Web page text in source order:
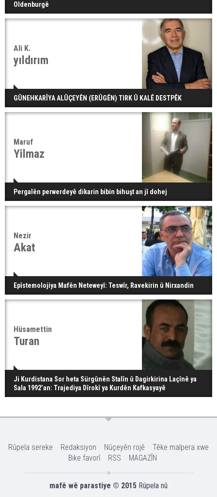
Oldenburgê
Ali K.
yıldırım
GÛNEHKARÎYA ALÛÇEYÊN (ERÛGÊN) TIRK Û KALÊ DESTPÊK
Maruf
Yilmaz
Pergalên perwerdeyê dikarin bibin bihuşt an jî dohej
Nezir
Akat
Epîstemolojiya Mafên Neteweyî: Teswîr, Ravekirin û Nirxandin
Hüsamettin
Turan
Ji Kurdistana Sor heta Sürgûnên Stalîn û Dagirkirina Laçînê ya
Sala 1992’an: Trajediya Dîrokî ya Kurdên Kafkasyayê
Rûpela sereke Redaksiyon Nûçeyên rojê
Têke malpera xwe
Bike favorî
RSS MAGAZÎN
mafê wê parastiye © 2015 Rûpela nû